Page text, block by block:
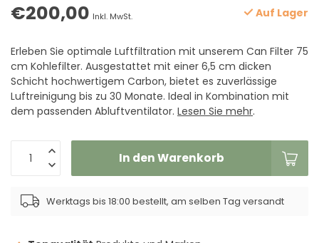
€200,00 Inkl. MwSt. Auf Lager
Erleben Sie optimale Luftfiltration mit unserem Can Filter 75
cm Kohlefilter. Ausgestattet mit einer 6,5 cm dicken
Schicht hochwertigem Carbon, bietet es zuverlässige
Luftreinigung bis zu 30 Monate. Ideal in Kombination mit
dem passenden Abluftventilator. Lesen Sie mehr.
In den Warenkorb
Werktags bis 18:00 bestellt, am selben Tag versandt